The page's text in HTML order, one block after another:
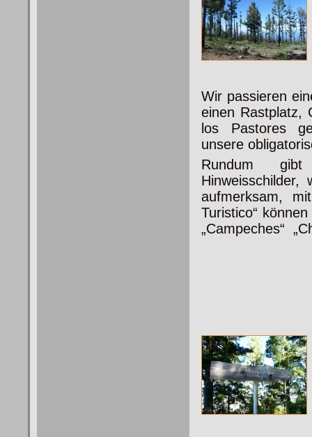
Wir passieren
einen Rastplatz,
los Pastores
unsere
Rundum
Hinweisschilder,
aufmerksam,
Turistico“
„Campeches“